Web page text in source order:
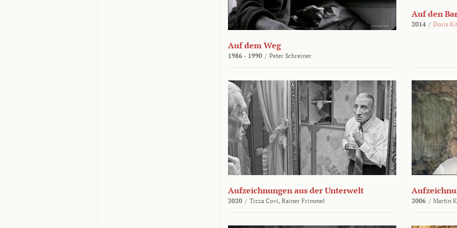
Auf dem Weg
1986 - 1990 / Peter Schreiner
Auf den
2014 / Doris
Aufzeichnungen aus der Unterwelt
2020 / Tizza Covi, Rainer Frimmel 2006 / Martin